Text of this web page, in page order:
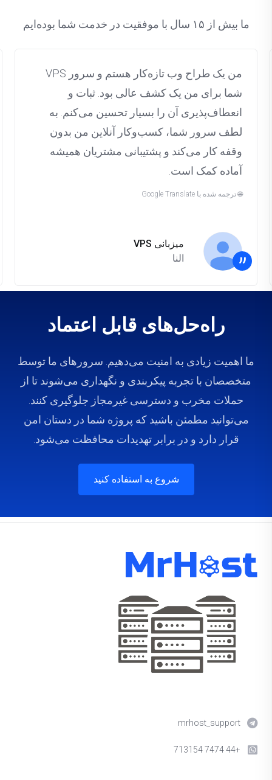
ما بیش از ۱۵ سال با موفقیت در خدمت شما بوده‌ایم
من یک طراح وب تازه‌کار هستم و سرور VPS
شما برای من یک کشف عالی بود. ثبات و
انعطاف‌پذیری آن را بسیار تحسین می‌کنم. به
لطف سرور شما، کسب‌وکار آنلاین من بدون
وقفه کار می‌کند و پشتیبانی مشتریان همیشه
آماده کمک است.
🌐 ترجمه شده با Google Translate
”
میزبانی VPS
النا
راه‌حل‌های قابل اعتماد
ما اهمیت زیادی به امنیت می‌دهیم. سرورهای ما توسط
متخصصان با تجربه پیکربندی و نگهداری می‌شوند تا از
حملات مخرب و دسترسی غیرمجاز جلوگیری کنند.
می‌توانید مطمئن باشید که پروژه شما در دستان امن
قرار دارد و در برابر تهدیدات محافظت می‌شود.
شروع به استفاده کنید
mrhost_support
+44 7474 713154